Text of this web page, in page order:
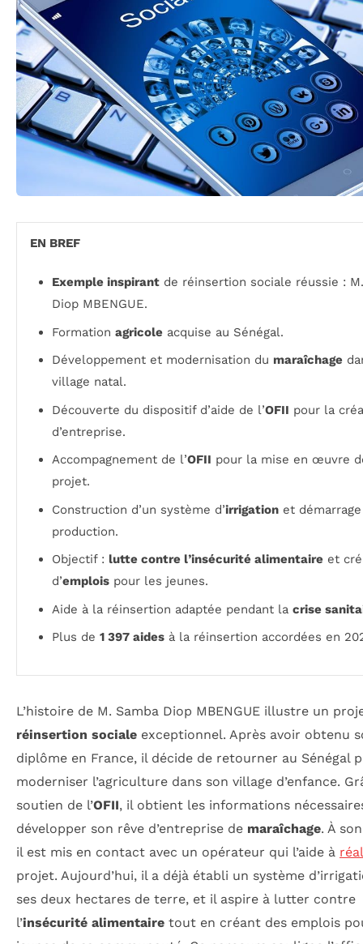
EN BREF
Exemple inspirant de réinsertion sociale réussie :
Diop MBENGUE.
Formation agricole acquise au Sénégal.
Développement et modernisation du maraîchage
village natal.
Découverte du dispositif d’aide de l’OFII pour la
d’entreprise.
Accompagnement de l’OFII pour la mise en œuvre
projet.
Construction d’un système d’irrigation et
production.
Objectif : lutte contre l’insécurité alimentaire et
d’emplois pour les jeunes.
Aide à la réinsertion adaptée pendant la crise
Plus de 1 397 aides à la réinsertion accordées en
L’histoire de M. Samba Diop MBENGUE illustre un
réinsertion sociale exceptionnel. Après avoir obtenu
diplôme en France, il décide de retourner au Sénégal
moderniser l’agriculture dans son village d’enfance.
soutien de l’OFII, il obtient les informations
développer son rêve d’entreprise de maraîchage. À
il est mis en contact avec un opérateur qui l’aide à
projet. Aujourd’hui, il a déjà établi un système
ses deux hectares de terre, et il aspire à lutter contre
l’insécurité alimentaire tout en créant des emplois